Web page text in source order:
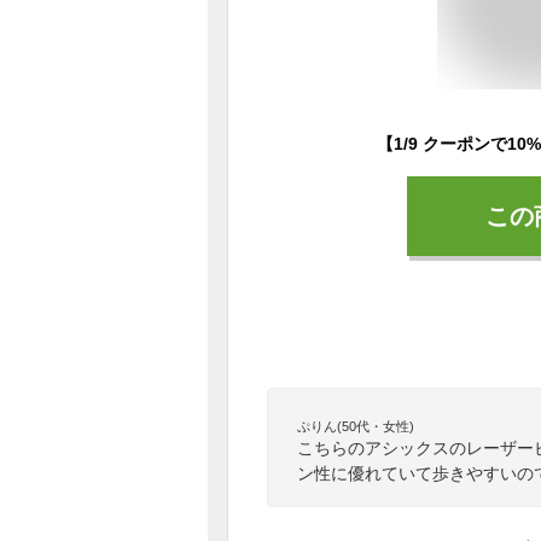
こ
ぷりん(50代・女性)
こちらのアシックスのレーザ
ン性に優れていて歩きやすいの